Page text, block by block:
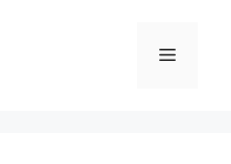
Menu